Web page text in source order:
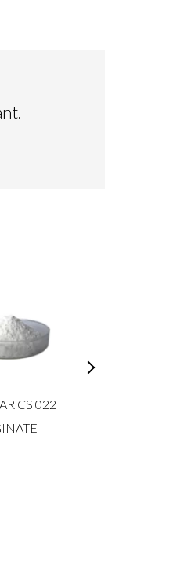
CS 022